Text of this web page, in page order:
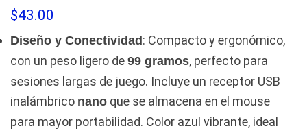
$43.00
Diseño y Conectividad : Compacto y ergonómico,
con un peso ligero de 99 gramos, perfecto para
sesiones largas de juego. Incluye un receptor USB
inalámbrico nano que se almacena en el mouse
para mayor portabilidad. Color azul vibrante, ideal